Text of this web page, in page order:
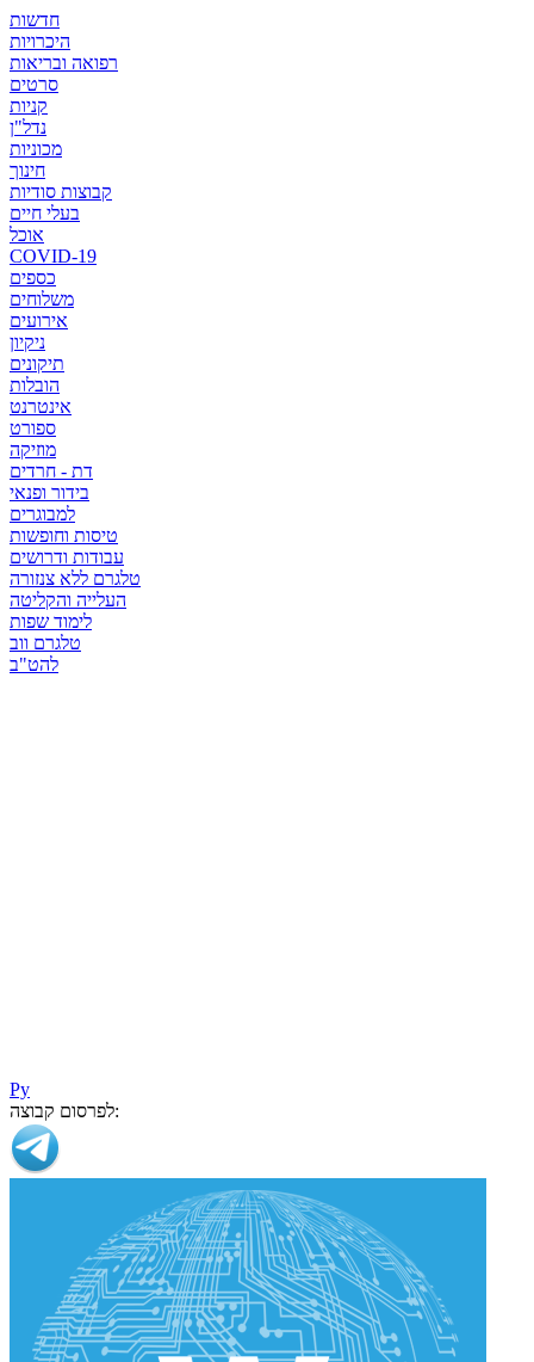
חדשות
היכרויות
רפואה ובריאות
סרטים
קניות
נדל"ן
מכוניות
חינוך
קבוצות סודיות
בעלי חיים
אוכל
COVID-19
כספים
משלוחים
אירועים
ניקיון
תיקונים
הובלות
אינטרנט
ספורט
מוזיקה
דת - חרדים
בידור ופנאי
למבוגרים
טיסות וחופשות
עבודות ודרושים
טלגרם ללא צנזורה
העלייה והקליטה
לימוד שפות
טלגרם ווב
להט"ב
Ру
לפרסום קבוצה: